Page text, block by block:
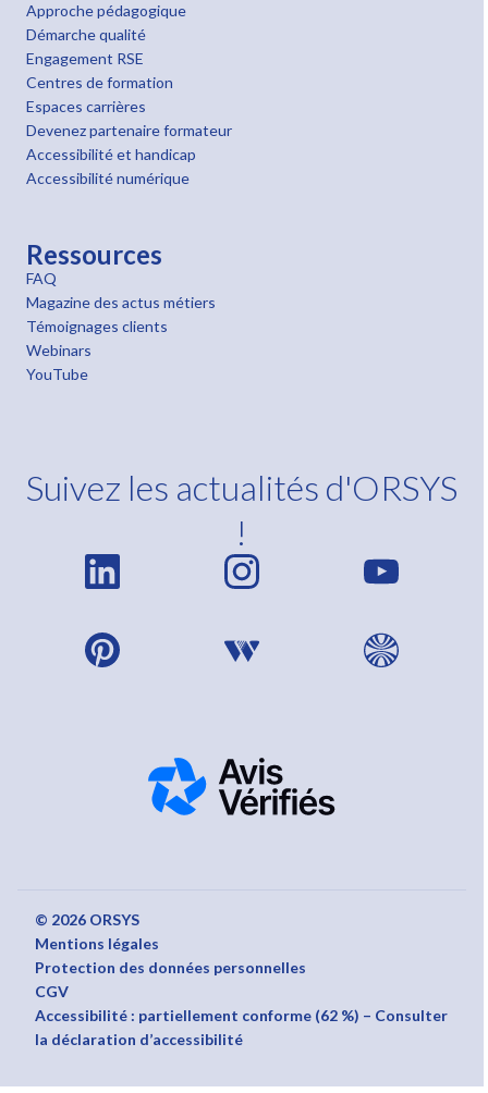
Approche pédagogique
Démarche qualité
Engagement RSE
Centres de formation
Espaces carrières
Devenez partenaire formateur
Accessibilité et handicap
Accessibilité numérique
Ressources
FAQ
Magazine des actus métiers
Témoignages clients
Webinars
YouTube
Suivez les actualités d'ORSYS
!
© 2026 ORSYS
Mentions légales
Protection des données personnelles
CGV
Accessibilité : partiellement conforme (62 %) – Consulter
la déclaration d’accessibilité